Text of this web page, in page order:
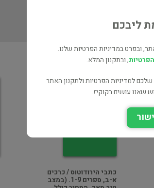
למאגר
כתבי הירודוטוס / כרכים
א-ב, ספרים 1-9. (במצב
ליבכם
ובפרט במדיניות הפרטיות שלנו.
, ובתקנון המלא.
למדיניות הפרטיות ולתקנון האתר
שאנו עושים בקוקיז.